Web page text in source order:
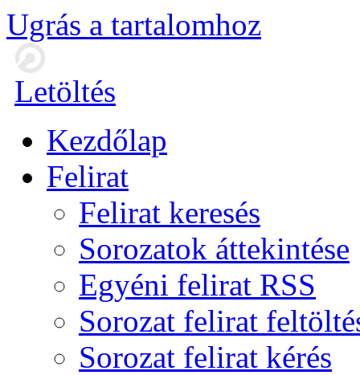
Ugrás a tartalomhoz
Letöltés
Kezdőlap
Felirat
Felirat keresés
Sorozatok áttekintése
Egyéni felirat RSS
Sorozat felirat
Sorozat felirat kérés